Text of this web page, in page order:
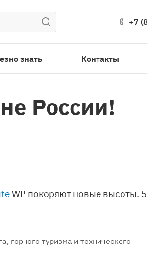
+7
знать Контакты
России!
WP покоряют новые высоты.
горного туризма и технического